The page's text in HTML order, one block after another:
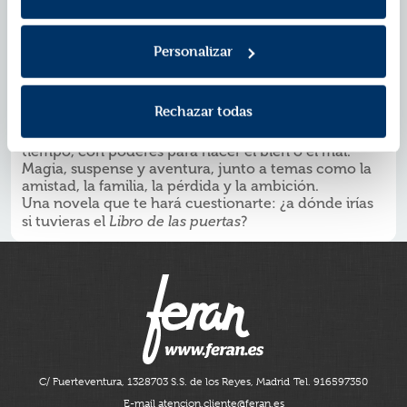
Personalizar
Rechazar todas
ayudarlas es Drummond Fox, un hombre que custodia
una biblioteca secreta de libros mágicos y que huye de
¿POR QUÉ LEEREL LIBRO DE LAS PUERTAS?
que te invita a una aventura que no olvidarás.
Libros mágicos que permiten viajar en el espacio-
tiempo, con poderes para hacer el bien o el mal.
Magia, suspense y aventura, junto a temas como la
amistad, la familia, la pérdida y la ambición.
Una novela que te hará cuestionarte: ¿a dónde irías
si tuvieras el Libro de las puertas?
C/ Fuerteventura, 1328703 S.S. de los Reyes, Madrid Tel. 916597350
E-mail atencion.cliente@feran.es